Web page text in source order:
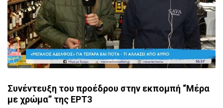
Συνέντευξη του προέδρου στην εκπομπή “Μέρα
με χρώμα” της ΕΡΤ3